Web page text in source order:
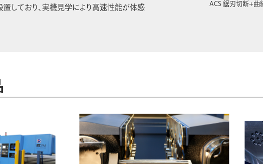
しており、実機見学により高速性能が体感
ACS 鋸刃切断+曲